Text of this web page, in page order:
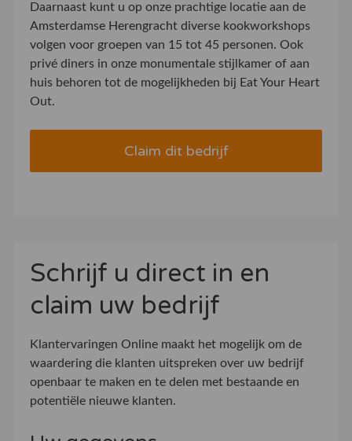
Daarnaast kunt u op onze prachtige locatie aan de
Amsterdamse Herengracht diverse kookworkshops
volgen voor groepen van 15 tot 45 personen. Ook
privé diners in onze monumentale stijlkamer of aan
huis behoren tot de mogelijkheden bij Eat Your Heart
Out.
Claim dit bedrijf
Schrijf u direct in en
claim uw bedrijf
Klantervaringen Online maakt het mogelijk om de
waardering die klanten uitspreken over uw bedrijf
openbaar te maken en te delen met bestaande en
potentiële nieuwe klanten.